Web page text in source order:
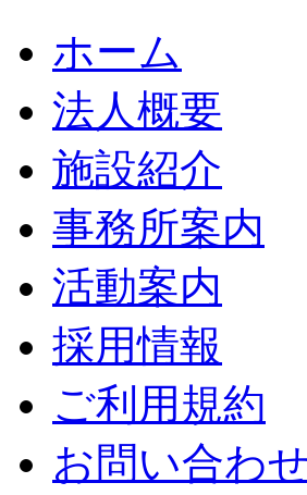
ホーム
法人概要
施設紹介
事務所案内
活動案内
採用情報
ご利用規約
お問い合わ